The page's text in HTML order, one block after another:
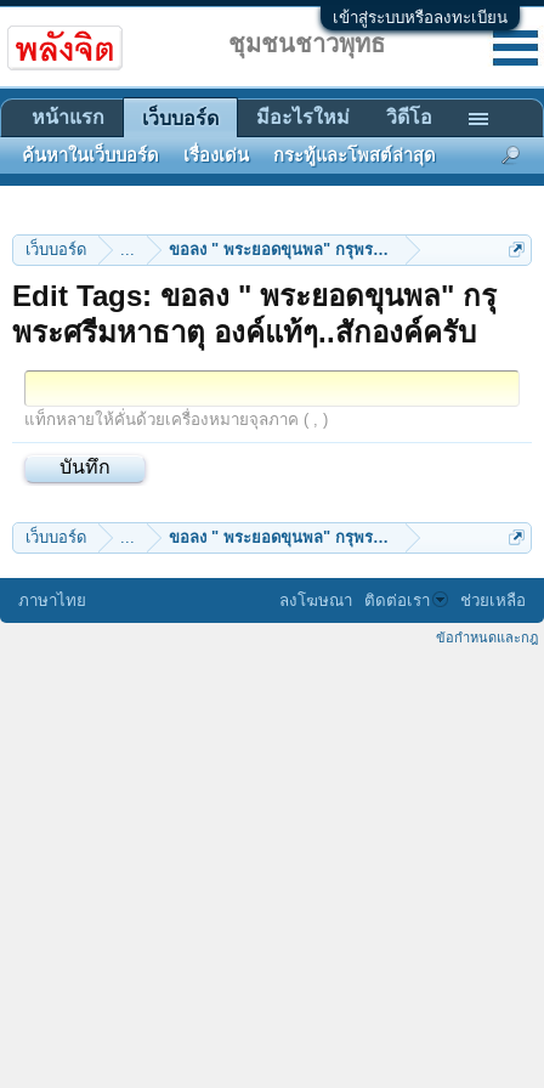
เข้าสู่ระบบหรือลงทะเบียน
เว็บบอร์ด ... ขอลง " พระยอดขุนพล" กรุพระศรีมหาธาตุ องค์แท้ๆ..สั
Edit Tags: ขอลง " พระยอดขุนพล" กรุ
พระศรีมหาธาตุ องค์แท้ๆ..สักองค์ครับ
แท็กหลายให้คั่นด้วยเครื่องหมายจุลภาค ( , )
เว็บบอร์ด ... ขอลง " พระยอดขุนพล" กรุพระศรีมหาธาตุ องค์แท้ๆ..สั
ชุมชนชาวพุทธ
หน้าแรก เว็บบอร์ด
ค้นหาในเว็บบอร์ด เรื่องเด่น กระทู้และโพสต์ล่าสุด
มีอะไรใหม่ วิดีโอ
ภาษาไทย ลงโฆษณา ติดต่อเรา ช่วยเหลือ
ข้อกำหนดและกฎ